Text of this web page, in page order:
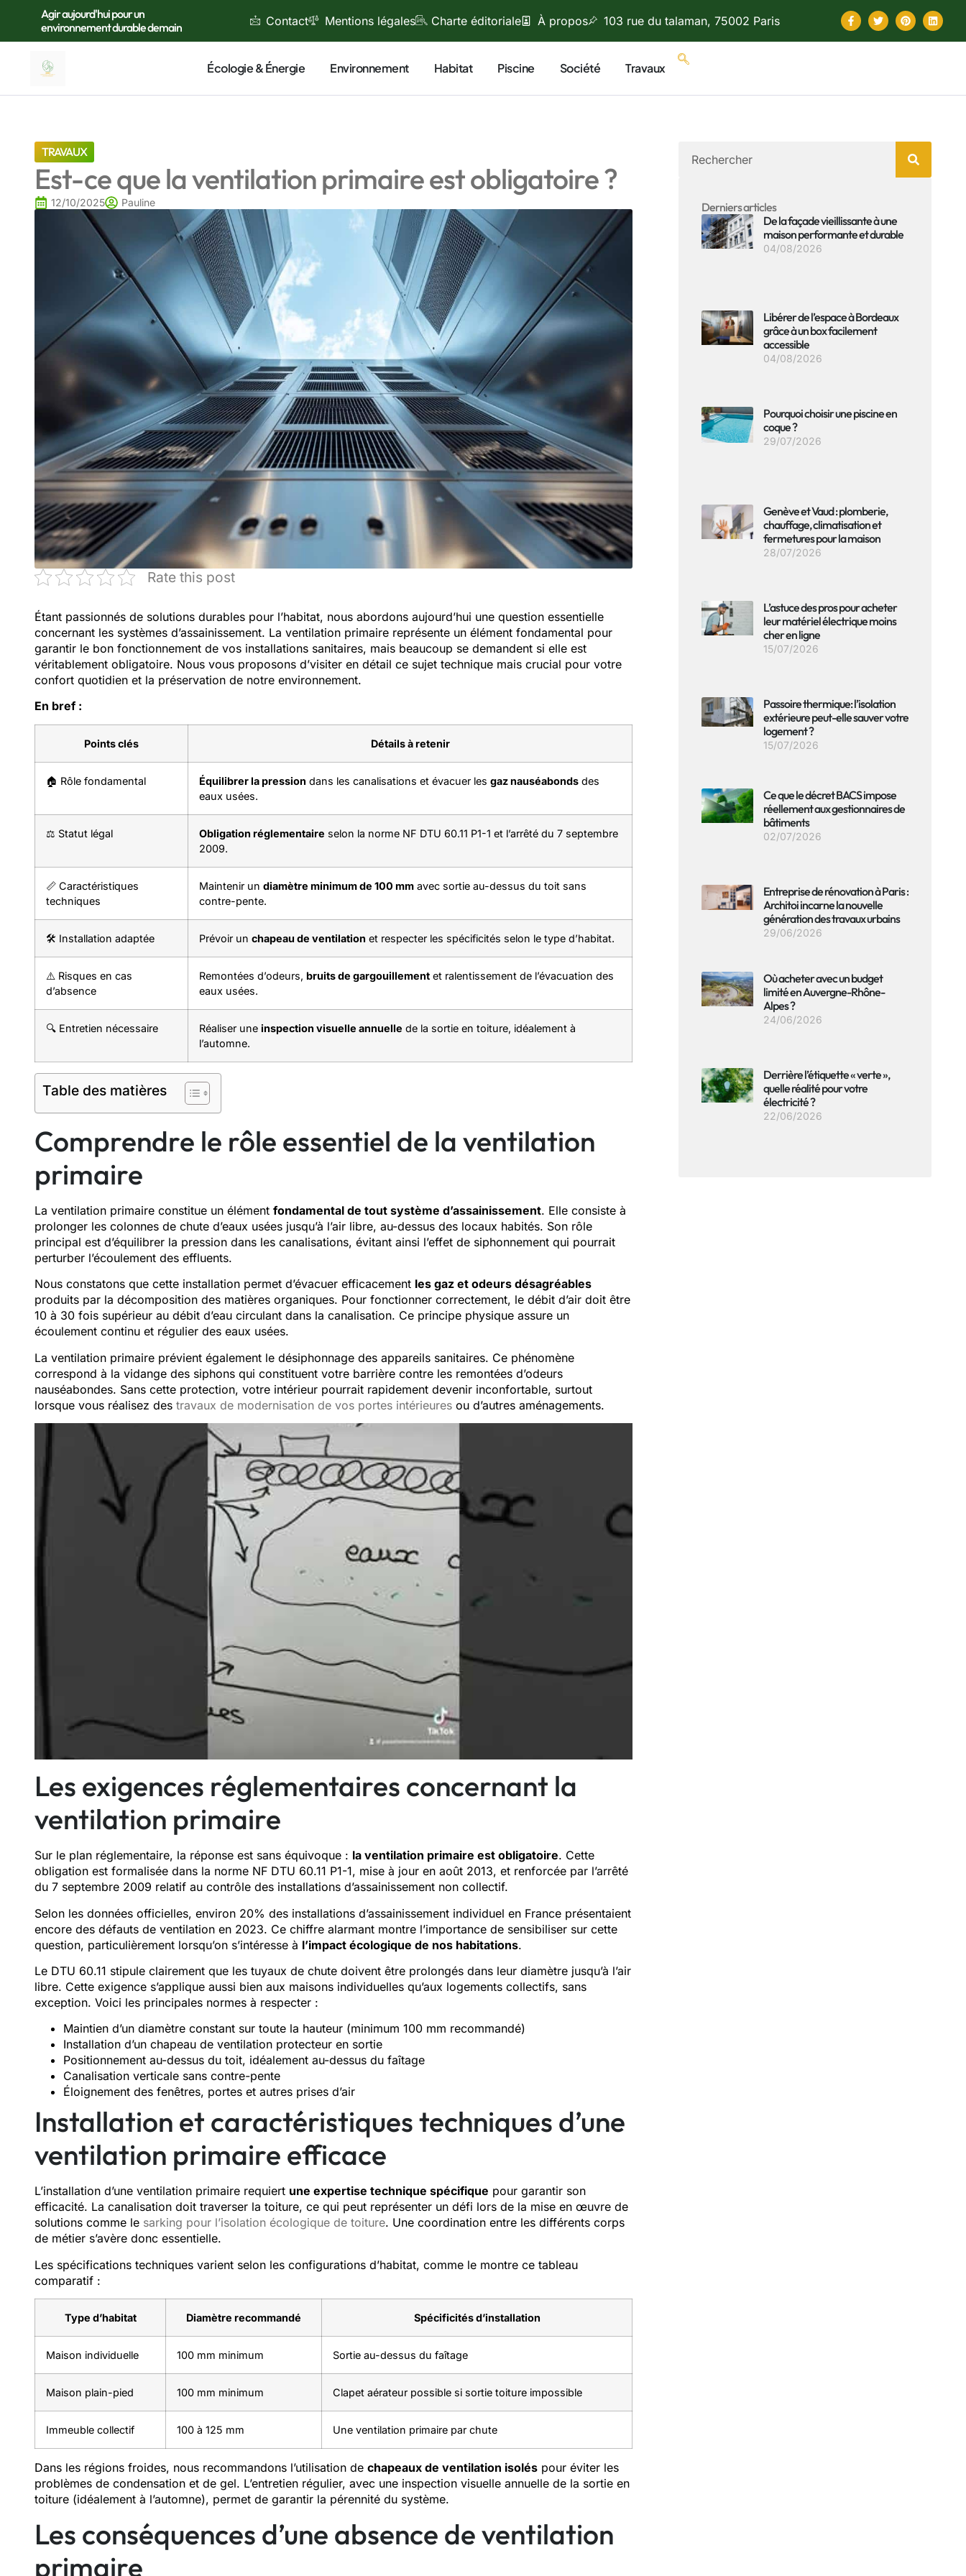
Agir aujourd'hui pour un
environnement durable demain
Contact Mentions légales Charte éditoriale À propos 103 rue du talaman, 75002 Paris
Écologie & Énergie Environnement Habitat Piscine Société Travaux
TRAVAUX
Est-ce que la ventilation primaire est obligatoire ?
12/10/2025 Pauline
Rate this post
Étant passionnés de solutions durables pour l’habitat, nous abordons aujourd’hui une question essentielle
concernant les systèmes d’assainissement. La ventilation primaire représente un élément fondamental pour
garantir le bon fonctionnement de vos installations sanitaires, mais beaucoup se demandent si elle est
véritablement obligatoire. Nous vous proposons d’visiter en détail ce sujet technique mais crucial pour votre
confort quotidien et la préservation de notre environnement.
En bref :
Points clés Détails à retenir
🏠 Rôle fondamental Équilibrer la pression dans les canalisations et évacuer les gaz nauséabonds des
eaux usées.
⚖️ Statut légal Obligation réglementaire selon la norme NF DTU 60.11 P1-1 et l’arrêté du 7 septembre
2009.
📏 Caractéristiques
techniques
Maintenir un diamètre minimum de 100 mm avec sortie au-dessus du toit sans
contre-pente.
🛠️ Installation adaptée Prévoir un chapeau de ventilation et respecter les spécificités selon le type d’habitat.
⚠️ Risques en cas
d’absence
Remontées d’odeurs, bruits de gargouillement et ralentissement de l’évacuation des
eaux usées.
🔍 Entretien nécessaire Réaliser une inspection visuelle annuelle de la sortie en toiture, idéalement à
l’automne.
Table des matières
Comprendre le rôle essentiel de la ventilation
primaire
La ventilation primaire constitue un élément fondamental de tout système d’assainissement. Elle consiste à
prolonger les colonnes de chute d’eaux usées jusqu’à l’air libre, au-dessus des locaux habités. Son rôle
principal est d’équilibrer la pression dans les canalisations, évitant ainsi l’effet de siphonnement qui pourrait
perturber l’écoulement des effluents.
Nous constatons que cette installation permet d’évacuer efficacement les gaz et odeurs désagréables
produits par la décomposition des matières organiques. Pour fonctionner correctement, le débit d’air doit être
10 à 30 fois supérieur au débit d’eau circulant dans la canalisation. Ce principe physique assure un
écoulement continu et régulier des eaux usées.
La ventilation primaire prévient également le désiphonnage des appareils sanitaires. Ce phénomène
correspond à la vidange des siphons qui constituent votre barrière contre les remontées d’odeurs
nauséabondes. Sans cette protection, votre intérieur pourrait rapidement devenir inconfortable, surtout
lorsque vous réalisez des travaux de modernisation de vos portes intérieures ou d’autres aménagements.
Les exigences réglementaires concernant la
ventilation primaire
Sur le plan réglementaire, la réponse est sans équivoque : la ventilation primaire est obligatoire. Cette
obligation est formalisée dans la norme NF DTU 60.11 P1-1, mise à jour en août 2013, et renforcée par l’arrêté
du 7 septembre 2009 relatif au contrôle des installations d’assainissement non collectif.
Selon les données officielles, environ 20% des installations d’assainissement individuel en France présentaient
encore des défauts de ventilation en 2023. Ce chiffre alarmant montre l’importance de sensibiliser sur cette
question, particulièrement lorsqu’on s’intéresse à l’impact écologique de nos habitations.
Le DTU 60.11 stipule clairement que les tuyaux de chute doivent être prolongés dans leur diamètre jusqu’à l’air
libre. Cette exigence s’applique aussi bien aux maisons individuelles qu’aux logements collectifs, sans
exception. Voici les principales normes à respecter :
Maintien d’un diamètre constant sur toute la hauteur (minimum 100 mm recommandé)
Installation d’un chapeau de ventilation protecteur en sortie
Positionnement au-dessus du toit, idéalement au-dessus du faîtage
Canalisation verticale sans contre-pente
Éloignement des fenêtres, portes et autres prises d’air
Installation et caractéristiques techniques d’une
ventilation primaire efficace
L’installation d’une ventilation primaire requiert une expertise technique spécifique pour garantir son
efficacité. La canalisation doit traverser la toiture, ce qui peut représenter un défi lors de la mise en œuvre de
solutions comme le sarking pour l’isolation écologique de toiture. Une coordination entre les différents corps
de métier s’avère donc essentielle.
Les spécifications techniques varient selon les configurations d’habitat, comme le montre ce tableau
comparatif :
Type d’habitat Diamètre recommandé Spécificités d’installation
Maison individuelle 100 mm minimum Sortie au-dessus du faîtage
Maison plain-pied 100 mm minimum Clapet aérateur possible si sortie toiture impossible
Immeuble collectif 100 à 125 mm Une ventilation primaire par chute
Dans les régions froides, nous recommandons l’utilisation de chapeaux de ventilation isolés pour éviter les
problèmes de condensation et de gel. L’entretien régulier, avec une inspection visuelle annuelle de la sortie en
toiture (idéalement à l’automne), permet de garantir la pérennité du système.
Les conséquences d’une absence de ventilation
primaire
Derniers articles
De la façade vieillissante à une
maison performante et durable
04/08/2026
Libérer de l’espace à Bordeaux
grâce à un box facilement
accessible
04/08/2026
Pourquoi choisir une piscine en
coque ?
29/07/2026
Genève et Vaud : plomberie,
chauffage, climatisation et
fermetures pour la maison
28/07/2026
L’astuce des pros pour acheter
leur matériel électrique moins
cher en ligne
15/07/2026
Passoire thermique: l’isolation
extérieure peut-elle sauver votre
logement ?
15/07/2026
Ce que le décret BACS impose
réellement aux gestionnaires de
bâtiments
02/07/2026
Entreprise de rénovation à Paris :
Architoi incarne la nouvelle
génération des travaux urbains
29/06/2026
Où acheter avec un budget
limité en Auvergne-Rhône-
Alpes ?
24/06/2026
Derrière l’étiquette « verte »,
quelle réalité pour votre
électricité ?
22/06/2026